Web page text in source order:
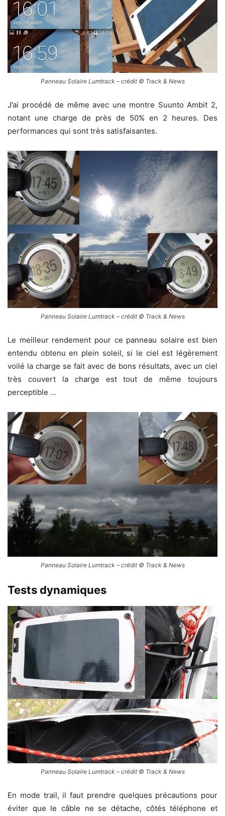
Panneau Solaire Lumtrack – crédit © Track & News
J’ai procédé de même avec une montre Suunto Ambit 2,
notant une charge de près de 50% en 2 heures. Des
performances qui sont très satisfaisantes.
Panneau Solaire Lumtrack – crédit © Track & News
Le meilleur rendement pour ce panneau solaire est bien
entendu obtenu en plein soleil, si le ciel est légèrement
voilé la charge se fait avec de bons résultats, avec un ciel
très couvert la charge est tout de même toujours
perceptible …
Panneau Solaire Lumtrack – crédit © Track & News
Tests dynamiques
Panneau Solaire Lumtrack – crédit © Track & News
En mode trail, il faut prendre quelques précautions pour
éviter que le câble ne se détache, côtés téléphone et